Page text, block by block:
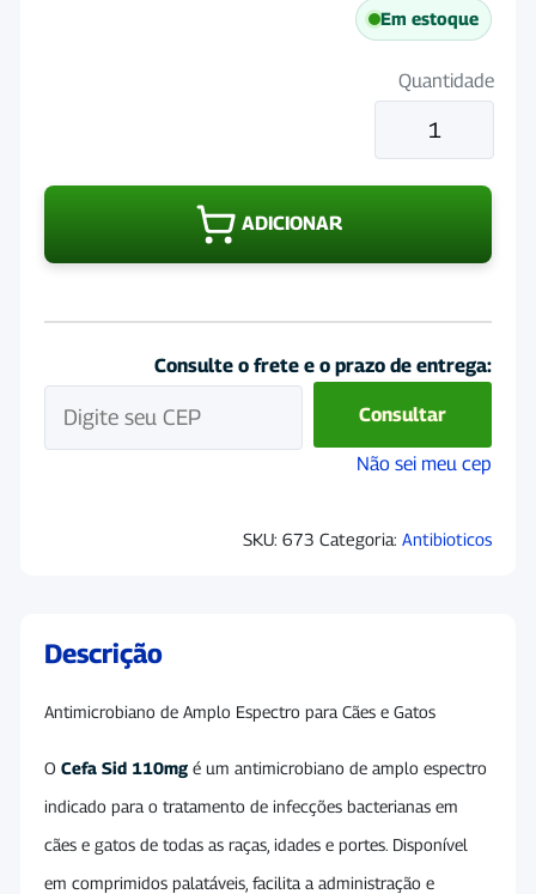
Em estoque
Quantidade
Cefa
Blister
ADICIONAR
Consulte o frete e o prazo de entrega:
Consultar
Não sei meu cep
SKU: 673 Categoria: Antibioticos
Descrição
Antimicrobiano de Amplo Espectro para Cães e Gatos
O Cefa Sid 110mg é um antimicrobiano de amplo espectro
indicado para o tratamento de infecções bacterianas em
cães e gatos de todas as raças, idades e portes. Disponível
em comprimidos palatáveis, facilita a administração e